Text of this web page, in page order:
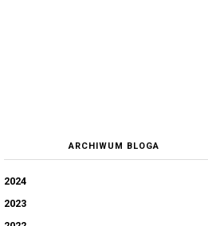
ARCHIWUM BLOGA
2024
2023